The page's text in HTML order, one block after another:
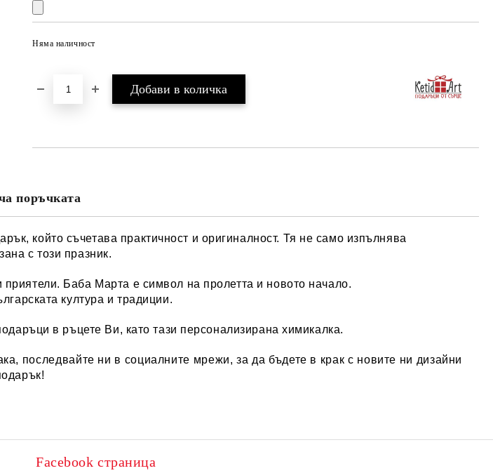
Няма наличност
поръчката
който съчетава практичност и оригиналност. Тя не само изпълнява
с този празник.
Баба Марта е символ на пролетта и новото начало.
култура и традиции.
в ръцете Ви, като тази персонализирана химикалка.
последвайте ни в социалните мрежи, за да бъдете в крак с новите ни дизайни
Facebook страница